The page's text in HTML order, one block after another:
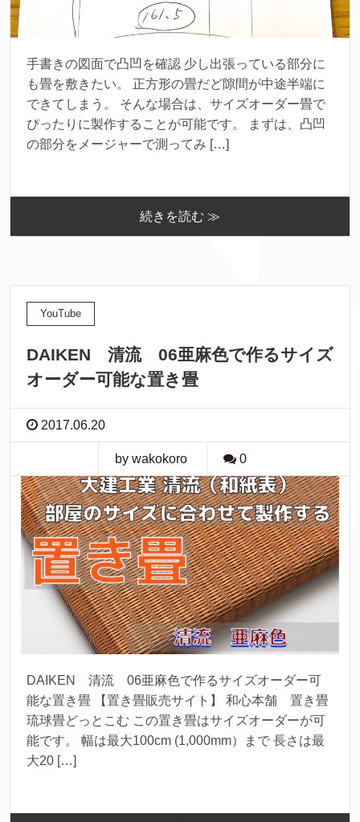
手書きの図面で凸凹を確認 少し出張っている部分に
も畳を敷きたい。 正方形の畳だど隙間が中途半端に
できてしまう。 そんな場合は、サイズオーダー畳で
ぴったりに製作することが可能です。 まずは、凸凹
の部分をメージャーで測ってみ […]
続きを読む ≫
YouTube
DAIKEN 清流 06亜麻色で作るサイズ
オーダー可能な置き畳
2017.06.20
by wakokoro 0
DAIKEN 清流 06亜麻色で作るサイズオーダー可
能な置き畳 【置き畳販売サイト】 和心本舗 置き畳
琉球畳どっとこむ この置き畳はサイズオーダーが可
能です。 幅は最大100cm (1,000mm）まで 長さは最
大20 […]